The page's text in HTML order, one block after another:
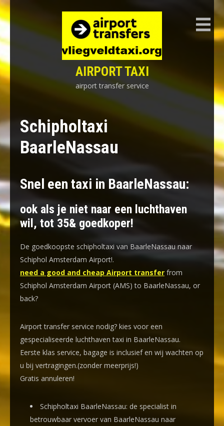
Skip
to
content
AIRPORT TAXI
airport transfer service
Schipholtaxi
BaarleNassau
Snel een taxi in BaarleNassau:
ook als je niet naar een luchthaven
wil, tot 35& goedkoper!
De goedkoopste schipholtaxi van BaarleNassau naar
Schiphol Amsterdam Airport!.
need a good and cheap Airport transfer from
Schiphol Amsterdam Airport (AMS) to BaarleNassau, or
back?
Airport transfer service nodig? kies voor een
gespecialiseerde luchthaven taxi in BaarleNassau.
Eerste klas service, bagage is inclusief en wij wachten op
u bij vertragingen.(zonder meerprijs!)
Gratis annuleren!
Schipholtaxi BaarleNassau: de specialist in
betrouwbaar vervoer van BaarleNassau naar